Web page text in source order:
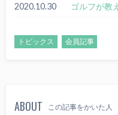
2020.10.30 ゴルフが教
トピックス 会員記事
ABOUT この記事をかいた人